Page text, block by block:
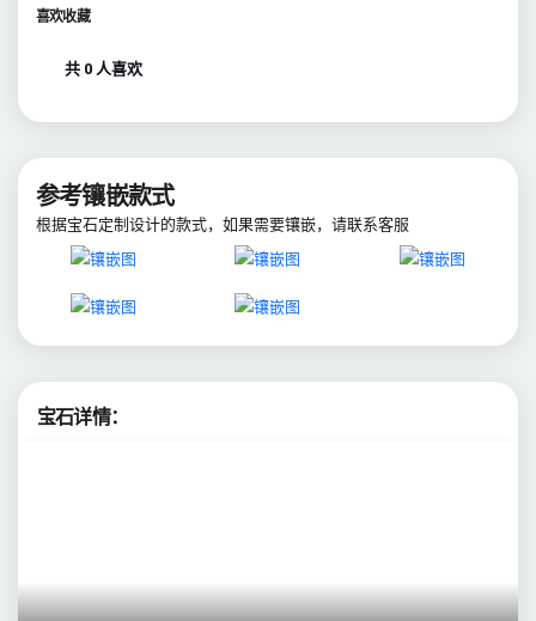
喜欢收藏
共 0 人喜欢
参考镶嵌款式
根据宝石定制设计的款式，如果需要镶嵌，请联系客服
宝石详情：